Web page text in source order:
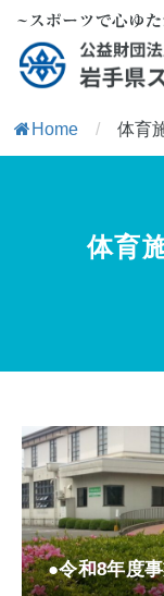
Home / 体育
体育
●令和8年度